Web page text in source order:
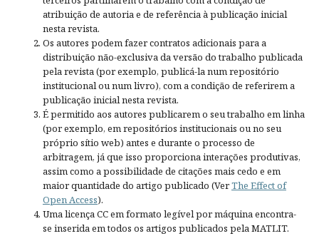
atribuição de autoria e de referência à publicação inicial
nesta revista.
Os autores podem fazer contratos adicionais para a
distribuição não-exclusiva da versão do trabalho publicada
pela revista (por exemplo, publicá-la num repositório
institucional ou num livro), com a condição de referirem a
publicação inicial nesta revista.
É permitido aos autores publicarem o seu trabalho em linha
(por exemplo, em repositórios institucionais ou no seu
próprio sítio web) antes e durante o processo de
arbitragem, já que isso proporciona interações produtivas,
assim como a possibilidade de citações mais cedo e em
maior quantidade do artigo publicado (VerThe Effect of
Open Access).
Uma licença CC em formato legível por máquina encontra-
se inserida em todos os artigos publicados pela MATLIT.